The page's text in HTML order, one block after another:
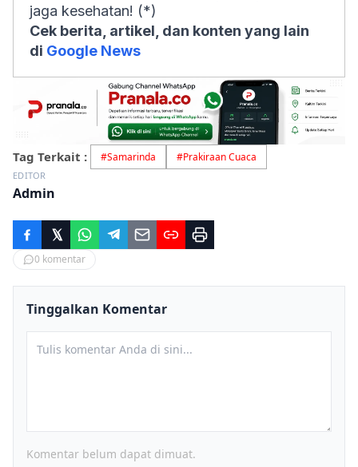
jaga kesehatan! (*)
Cek berita, artikel, dan konten yang lain
di Google News
Tag Terkait : #Samarinda #Prakiraan Cuaca
EDITOR
Admin
0 komentar
Tinggalkan Komentar
Komentar belum dapat dimuat.